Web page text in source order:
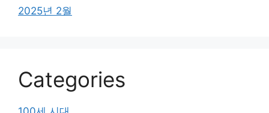
2025년 2월
Categories